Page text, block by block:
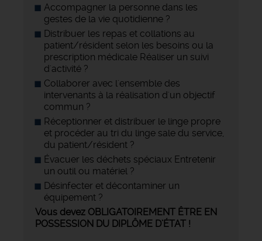
Accompagner la personne dans les
gestes de la vie quotidienne ?
Distribuer les repas et collations au
patient/résident selon les besoins ou la
prescription médicale Réaliser un suivi
d'activité ?
Collaborer avec l'ensemble des
intervenants à la réalisation d'un objectif
commun ?
Réceptionner et distribuer le linge propre
et procéder au tri du linge sale du service,
du patient/résident ?
Évacuer les déchets spéciaux Entretenir
un outil ou matériel ?
Désinfecter et décontaminer un
équipement ?
Vous devez OBLIGATOIREMENT ÊTRE EN
POSSESSION DU DIPLÔME D’ÉTAT !